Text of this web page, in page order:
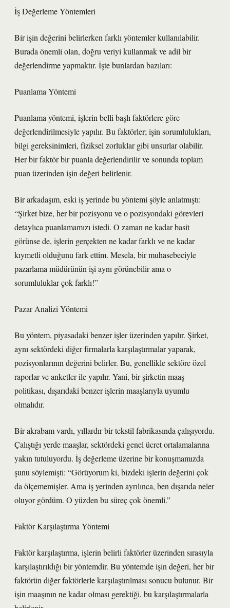
İş Değerleme Yöntemleri
Bir işin değerini belirlerken farklı yöntemler kullanılabilir.
Burada önemli olan, doğru veriyi kullanmak ve adil bir
değerlendirme yapmaktır. İşte bunlardan bazıları:
Puanlama Yöntemi
Puanlama yöntemi, işlerin belli başlı faktörlere göre
değerlendirilmesiyle yapılır. Bu faktörler; işin sorumlulukları,
bilgi gereksinimleri, fiziksel zorluklar gibi unsurlar olabilir.
Her bir faktör bir puanla değerlendirilir ve sonunda toplam
puan üzerinden işin değeri belirlenir.
Bir arkadaşım, eski iş yerinde bu yöntemi şöyle anlatmıştı:
“Şirket bize, her bir pozisyonu ve o pozisyondaki görevleri
detaylıca puanlamamızı istedi. O zaman ne kadar basit
görünse de, işlerin gerçekten ne kadar farklı ve ne kadar
kıymetli olduğunu fark ettim. Mesela, bir muhasebeciyle
pazarlama müdürünün işi aynı görünebilir ama o
sorumluluklar çok farklı!”
Pazar Analizi Yöntemi
Bu yöntem, piyasadaki benzer işler üzerinden yapılır. Şirket,
aynı sektördeki diğer firmalarla karşılaştırmalar yaparak,
pozisyonlarının değerini belirler. Bu, genellikle sektöre özel
raporlar ve anketler ile yapılır. Yani, bir şirketin maaş
politikası, dışarıdaki benzer işlerin maaşlarıyla uyumlu
olmalıdır.
Bir akrabam vardı, yıllardır bir tekstil fabrikasında çalışıyordu.
Çalıştığı yerde maaşlar, sektördeki genel ücret ortalamalarına
yakın tutuluyordu. İş değerleme üzerine bir konuşmamızda
şunu söylemişti: “Görüyorum ki, bizdeki işlerin değerini çok
da ölçememişler. Ama iş yerinden ayrılınca, ben dışarıda neler
oluyor gördüm. O yüzden bu süreç çok önemli.”
Faktör Karşılaştırma Yöntemi
Faktör karşılaştırma, işlerin belirli faktörler üzerinden sırasıyla
karşılaştırıldığı bir yöntemdir. Bu yöntemde işin değeri, her bir
faktörün diğer faktörlerle karşılaştırılması sonucu bulunur. Bir
işin maaşının ne kadar olması gerektiği, bu karşılaştırmalarla